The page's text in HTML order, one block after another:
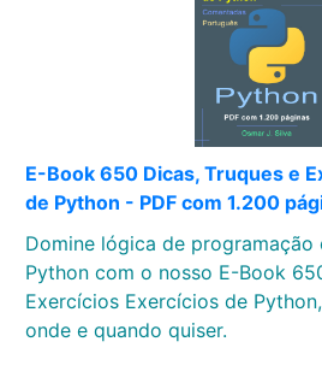
E-Book 650 Dicas, Truques e
de Python - PDF com 1.200
Domine lógica de programação
Python com o nosso E-Book
Exercícios Exercícios de
onde e quando quiser.